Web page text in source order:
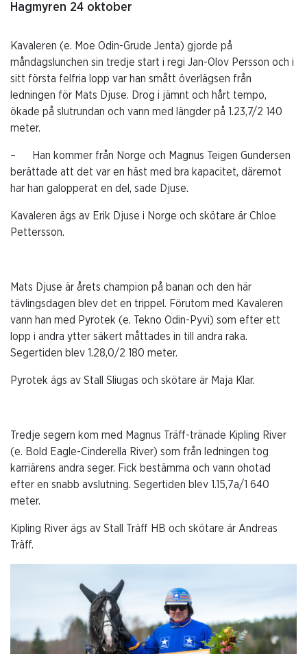
Hagmyren 24 oktober
Kavaleren (e. Moe Odin-Grude Jenta) gjorde på
måndagslunchen sin tredje start i regi Jan-Olov Persson och i
sitt första felfria lopp var han smått överlägsen från
ledningen för Mats Djuse. Drog i jämnt och hårt tempo,
ökade på slutrundan och vann med längder på 1.23,7/2 140
meter.
– Han kommer från Norge och Magnus Teigen Gundersen
berättade att det var en häst med bra kapacitet, däremot
har han galopperat en del, sade Djuse.
Kavaleren ägs av Erik Djuse i Norge och skötare är Chloe
Pettersson.
Mats Djuse är årets champion på banan och den här
tävlingsdagen blev det en trippel. Förutom med Kavaleren
vann han med Pyrotek (e. Tekno Odin-Pyvi) som efter ett
lopp i andra ytter säkert måttades in till andra raka.
Segertiden blev 1.28,0/2 180 meter.
Pyrotek ägs av Stall Sliugas och skötare är Maja Klar.
Tredje segern kom med Magnus Träff-tränade Kipling River
(e. Bold Eagle-Cinderella River) som från ledningen tog
karriärens andra seger. Fick bestämma och vann ohotad
efter en snabb avslutning. Segertiden blev 1.15,7a/1 640
meter.
Kipling River ägs av Stall Träff HB och skötare är Andreas
Träff.